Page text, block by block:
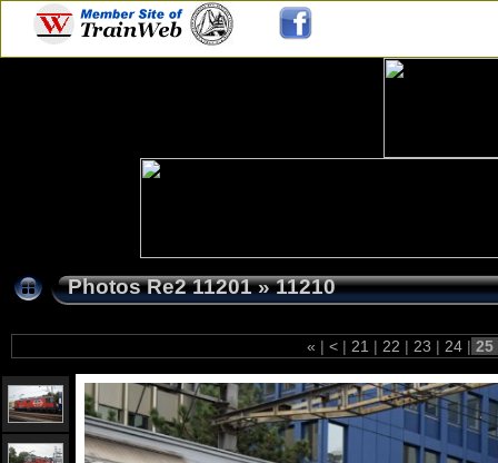
Photos Re2 11201»11210
« | < | 21 | 22 | 23 | 24 | 25